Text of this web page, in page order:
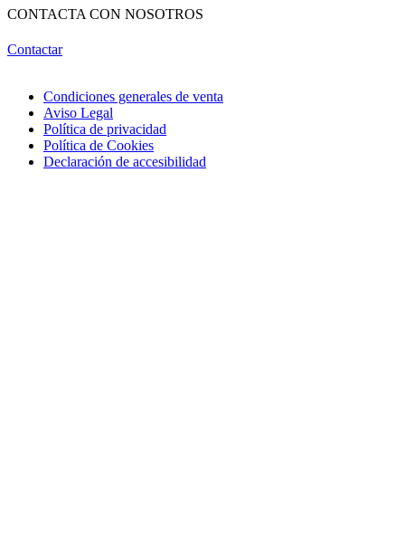
CONTACTA CON NOSOTROS
Contactar
Condiciones generales de venta
Aviso Legal
Política de privacidad
Política de Cookies
Declaración de accesibilidad
ayudarte. Cuéntame qué necesitas… ¡y lo resolvemos juntos!